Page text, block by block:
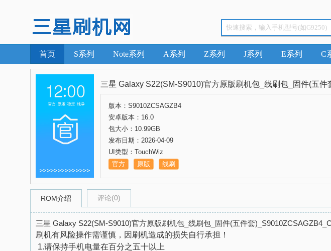
首页 S系列 Note系列 A系列 Z系列 J系列 E系列 C
三星 Galaxy S22(SM-S9010)官方原版刷机包_线刷包_固件(五
版本：S9010ZCSAGZB4
安卓版本：16.0
包大小：10.99GB
发布日期：2026-04-09
UI类型：TouchWiz
官方
原版 线刷
ROM介绍 评论(0)
三星 Galaxy S22(SM-S9010)官方原版刷机包_线刷包_固件(五件套
刷机有风险操作需谨慎，因刷机造成的损失自行承担！
1.请保持手机电量在百分之五十以上